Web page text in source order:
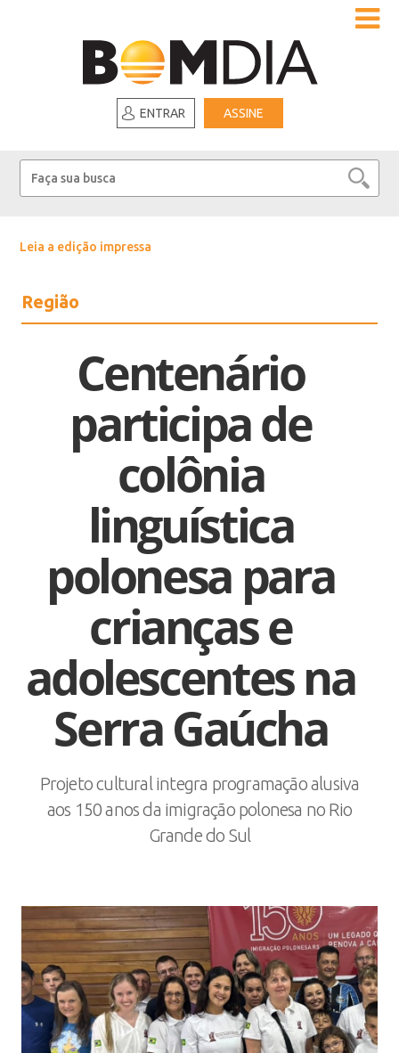
ENTRAR ASSINE
Leia a edição impressa
Região
Centenário
participa de
colônia
linguística
polonesa para
crianças e
adolescentes na
Serra Gaúcha
Projeto cultural integra programação alusiva
aos 150 anos da imigração polonesa no Rio
Grande do Sul